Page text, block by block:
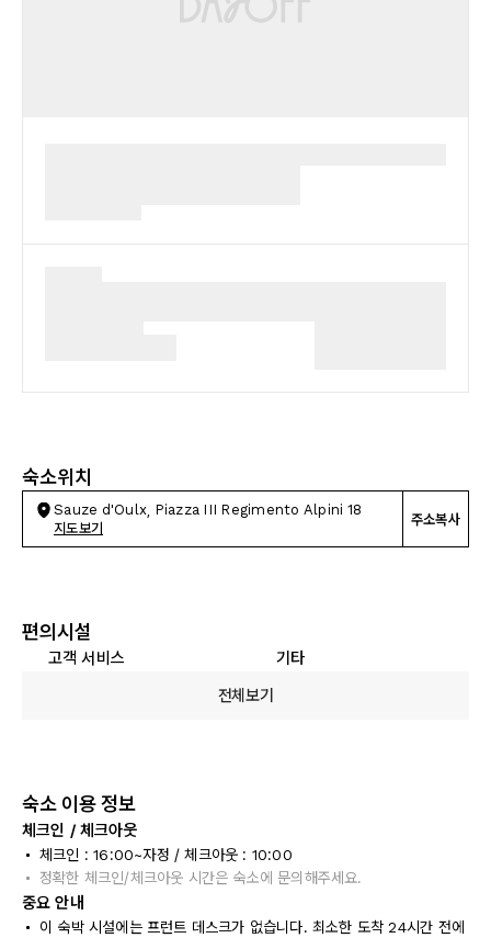
숙소위치
Sauze d'Oulx, Piazza III Regimento Alpini 18
지도보기
주소복사
편의시설
고객 서비스
기타
전체보기
숙소 이용 정보
체크인 / 체크아웃
체크인 : 16:00~자정 / 체크아웃 : 10:00
정확한 체크인/체크아웃 시간은 숙소에 문의해주세요.
중요 안내
이 숙박 시설에는 프런트 데스크가 없습니다. 최소한 도착 24시간 전에